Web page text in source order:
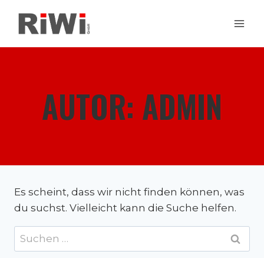
Inhalt
AUTOR: ADMIN
Es scheint, dass wir nicht finden können, was
du suchst. Vielleicht kann die Suche helfen.
Suchen
nach: